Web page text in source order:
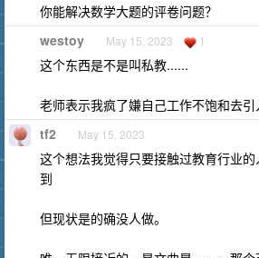
你能解决数学大题的评卷问题？
westoy May 15, 2023 1
这个东西是不是叫私教......
老师表示我疯了嫌自己工作不饱和去
tf2 May 15, 2023
这个想法我觉得只要接触过教育行业
到
但现状是的确没人做。